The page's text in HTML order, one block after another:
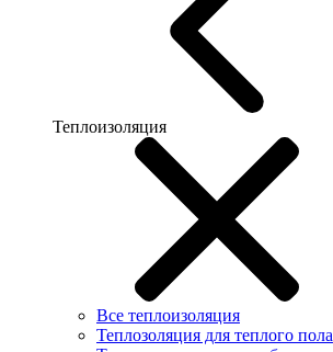
Теплоизоляция
Все теплоизоляция
Теплозоляция для теплого пола